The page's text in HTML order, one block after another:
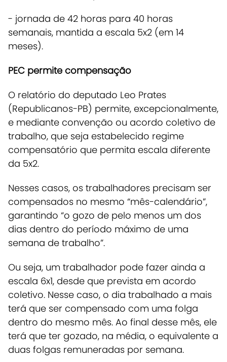
- jornada de 42 horas para 40 horas
semanais, mantida a escala 5x2 (em 14
meses).
PEC permite compensação
O relatório do deputado Leo Prates
(Republicanos-PB) permite, excepcionalmente,
e mediante convenção ou acordo coletivo de
trabalho, que seja estabelecido regime
compensatório que permita escala diferente
da 5x2.
Nesses casos, os trabalhadores precisam ser
compensados no mesmo “mês-calendário”,
garantindo “o gozo de pelo menos um dos
dias dentro do período máximo de uma
semana de trabalho”.
Ou seja, um trabalhador pode fazer ainda a
escala 6x1, desde que prevista em acordo
coletivo. Nesse caso, o dia trabalhado a mais
terá que ser compensado com uma folga
dentro do mesmo mês. Ao final desse mês, ele
terá que ter gozado, na média, o equivalente a
duas folgas remuneradas por semana.